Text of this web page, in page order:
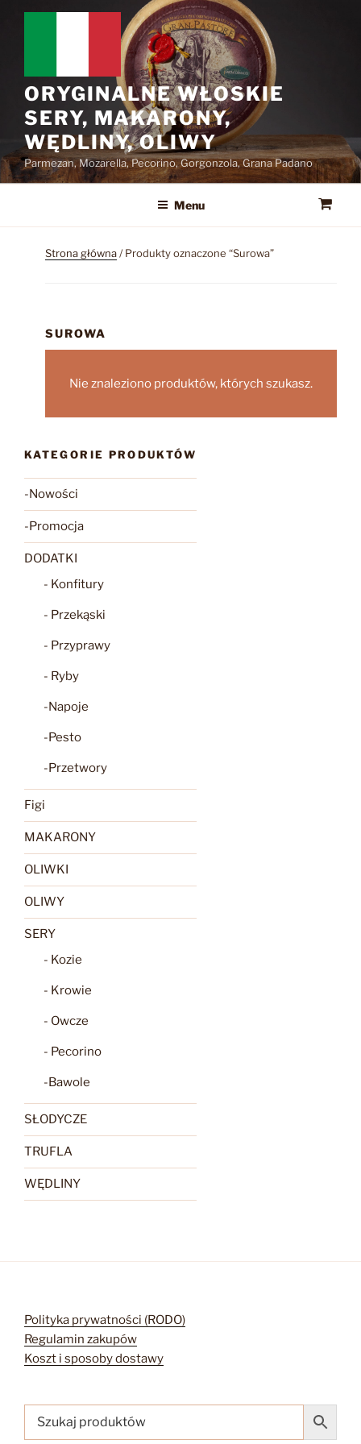
Przejdź
ORYGINALNE WŁOSKIE
SERY, MAKARONY,
WĘDLINY, OLIWY
Parmezan, Mozarella, Pecorino, Gorgonzola, Grana Padano
Menu
Strona główna/ Produkty oznaczone “Surowa”
SUROWA
Nie znaleziono produktów, których szukasz.
KATEGORIE PRODUKTÓW
-Nowości
-Promocja
DODATKI
- Konfitury
- Przekąski
- Przyprawy
- Ryby
-Napoje
-Pesto
-Przetwory
Figi
MAKARONY
OLIWKI
OLIWY
SERY
- Kozie
- Krowie
- Owcze
- Pecorino
-Bawole
SŁODYCZE
TRUFLA
WĘDLINY
Polityka prywatności (RODO)
Regulamin zakupów
Koszt i sposoby dostawy